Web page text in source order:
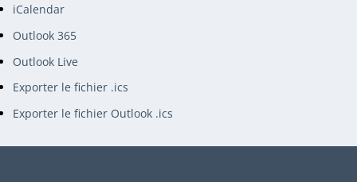
iCalendar
Outlook 365
Outlook Live
Exporter le fichier .ics
Exporter le fichier Outlook .ics